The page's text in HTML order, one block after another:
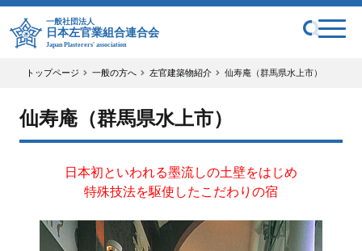
一般社団法人
日本左官業組合連合会
Japan Plasterers' association
トップページ 一般の方へ 左官建築物紹介 仙寿庵（群馬県水上市）
仙寿庵（群馬県水上市）
日本初といわれる墨流しの土壁をはじめ
特殊技法を駆使したこだわりの宿